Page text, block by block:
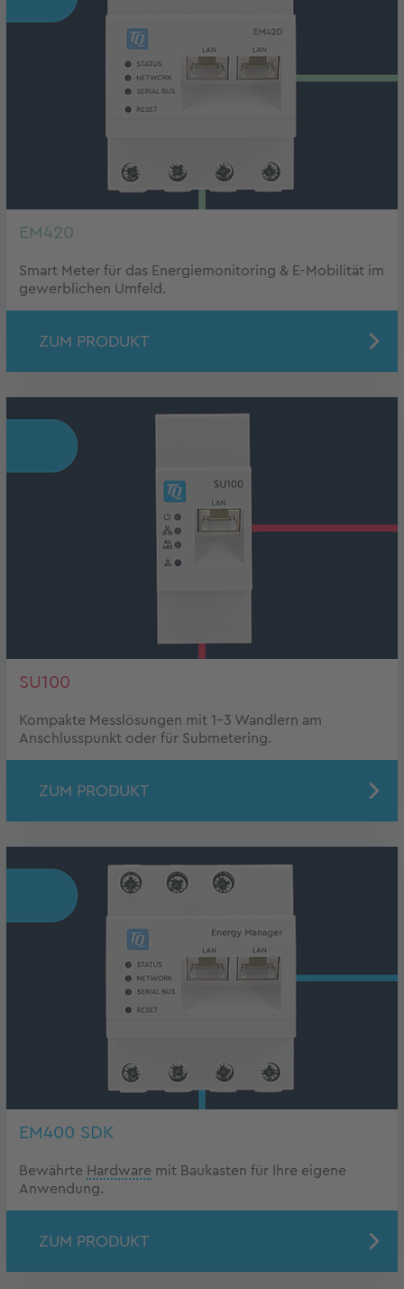
EM420
Smart Meter für das Energiemonitoring & E-Mobilität im
gewerblichen Umfeld.
ZUM PRODUKT
SU100
Kompakte Messlösungen mit 1-3 Wandlern am
Anschlusspunkt oder für Submetering.
ZUM PRODUKT
EM400 SDK
Bewährte Hardware mit Baukasten für Ihre eigene
Anwendung.
ZUM PRODUKT